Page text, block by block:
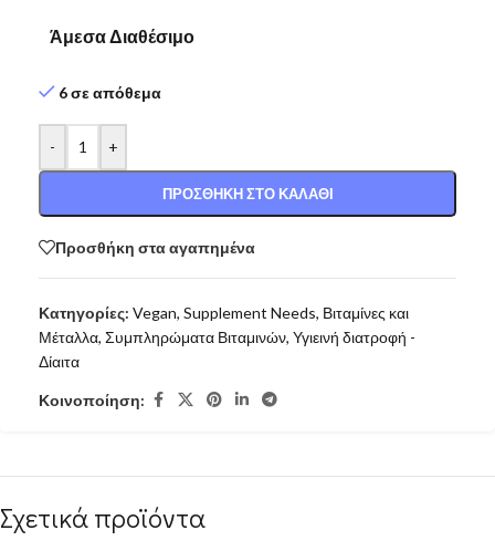
Άμεσα Διαθέσιμο
6 σε απόθεμα
- +
ΠΡΟΣΘΉΚΗ ΣΤΟ ΚΑΛΆΘΙ
Προσθήκη στα αγαπημένα
Κατηγορίες: Vegan, Supplement Needs, Βιταμίνες και
Μέταλλα, Συμπληρώματα Βιταμινών, Υγιεινή διατροφή -
Δίαιτα
Κοινοποίηση:
Σχετικά προϊόντα